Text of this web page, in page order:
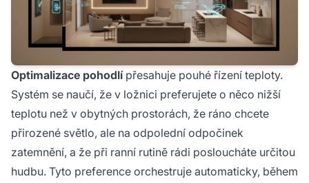
Optimalizace pohodlípřesahuje pouhé řízení teploty.
Systém se naučí, že v ložnici preferujete o něco nižší
teplotu než v obytných prostorách, že ráno chcete
přirozené světlo, ale na odpolední odpočinek
zatemnění, a že při ranní rutině rádi posloucháte určitou
hudbu. Tyto preference orchestruje automaticky, během